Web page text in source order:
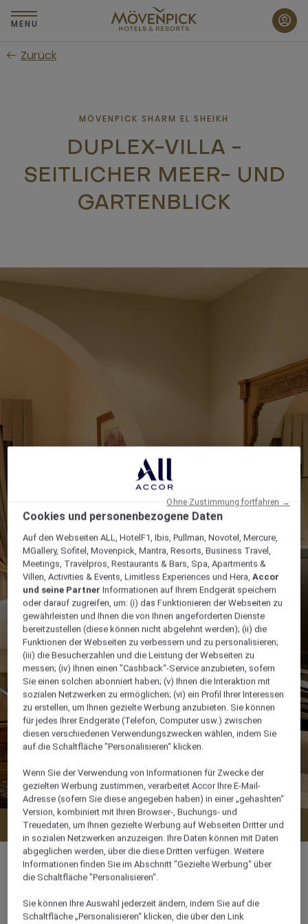
Zum
Hauptinhalt
MENU
Zurück
MÖVENPICK SHARM EL SHEIKH
DUPLEX-VILLA -
SEITLICHER MEER- UND
GARTENBLICK
Verfügbarkeit anzeigen
260 m²
Cookies und personenbezogene Daten
Auf den Webseiten ALL, HotelF1, Ibis, Pullman, Novotel, Mercure,
MGallery, Sofitel, Movenpick, Mantra, Resorts, Business Travel,
Meetings, Travelpros, Restaurants & Bars, Spa, Apartments &
Villen, Activities & Events, Limitless Experiences und Hera,Accor
und seine Partner Informationen auf Ihrem Endgerät speichern
oder darauf zugreifen, um: (i) das Funktionieren der Webseiten zu
gewährleisten und Ihnen die von Ihnen angeforderten Dienste
bereitzustellen (diese können nicht abgelehnt werden); (ii) die
Funktionen der Webseiten zu verbessern und zu personalisieren;
(iii) die Besucherzahlen und die Leistung der Webseiten zu
messen; (iv) Ihnen einen "Cashback“-Service anzubieten, sofern
Sie einen solchen abonniert haben; (v) Ihnen die Interaktion mit
sozialen Netzwerken zu ermöglichen; (vi) ein Profil Ihrer Interessen
zu erstellen, um Ihnen gezielte Werbung anzubieten. Sie können
für jedes Ihrer Endgeräte (Telefon, Computer usw.) zwischen
diesen verschiedenen Verwendungszwecken wählen, indem Sie
auf die Schaltfläche "Personalisieren“ klicken.
Wenn Sie der Verwendung von Informationen für Zwecke der
gezielten Werbung zustimmen, verarbeitet Accor Ihre E-Mail-
Adresse (sofern Sie diese angegeben haben) in einer „gehashten“
Version, kombiniert mit Ihren Browser-, Buchungs- und
Treuedaten, um Ihnen gezielte Werbung auf Webseiten Dritter und
in sozialen Netzwerken anzuzeigen. Ihre Daten können mit Daten
abgeglichen werden, über die diese Dritten verfügen. Weitere
Informationen finden Sie im Abschnitt "Gezielte Werbung“ über
die Schaltfläche "Personalisieren“.
Sie können Ihre Auswahl jederzeit ändern, indem Sie auf die
Schaltfläche „Personalisieren“ klicken, die über den Link
Ohne Zustimmung fortfahren →